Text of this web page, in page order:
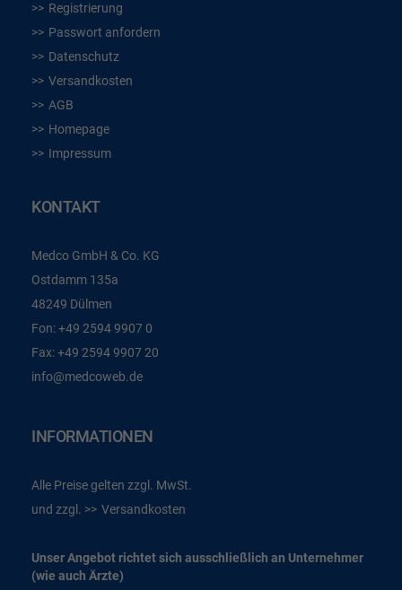
Registrierung
Passwort anfordern
Datenschutz
Versandkosten
AGB
Homepage
Impressum
KONTAKT
Medco GmbH & Co. KG
Ostdamm 135a
48249 Dülmen
Fon:+49 2594 9907 0
Fax:+49 2594 9907 20
info@medcoweb.de
INFORMATIONEN
Alle Preise gelten zzgl. MwSt.
und zzgl.
Versandkosten
Unser Angebot richtet sich ausschließlich an Unternehmer
(wie auch Ärzte)